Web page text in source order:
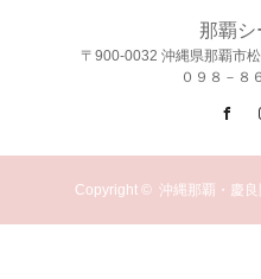
那覇シ
〒900-0032 沖縄県那覇市
０９８－８
Copyright © 沖縄那覇・慶